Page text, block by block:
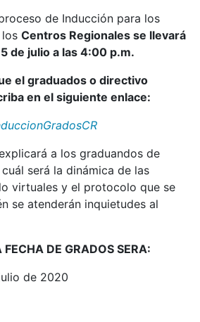
de Inducción para los
Centros Regionales se llevará
de julio a las 4:00 p.m.
el graduados o directivo
en el siguiente enlace:
a los graduandos de
será la dinámica de las
virtuales y el protocolo que se
se atenderán inquietudes al
FECHA DE GRADOS SERA:
de 2020